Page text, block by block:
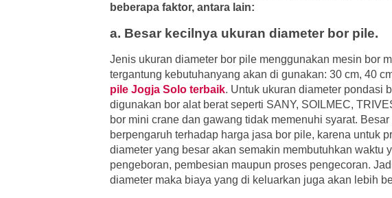
beberapa faktor, antara lain:
a. Besar kecilnya ukuran diameter bor pile.
Jenis ukuran diameter bor pile menggunakan mesin bor
tergantung kebutuhanyang akan di gunakan: 30 cm, 40
pile Jogja Solo terbaik. Untuk ukuran diameter pondasi
digunakan bor alat berat seperti SANY, SOILMEC,
bor mini crane dan gawang tidak memenuhi syarat.
berpengaruh terhadap harga jasa bor pile, karena untuk
diameter yang besar akan semakin membutuhkan waktu
pengeboran, pembesian maupun proses pengecoran.
diameter maka biaya yang di keluarkan juga akan lebih